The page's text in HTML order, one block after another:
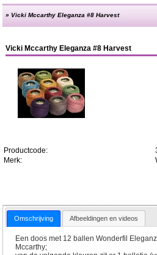
» Vicki Mccarthy Eleganza #8 Harvest
Vicki Mccarthy Eleganza #8 Harvest
Productcode:
Merk:
Omschrijving Afbeeldingen en videos
Een doos met 12 ballen Wonderfil
Mccarthy;